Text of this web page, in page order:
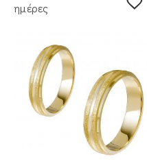
ημέρες